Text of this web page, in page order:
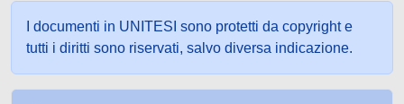
I documenti in UNITESI sono protetti da copyright e
tutti i diritti sono riservati, salvo diversa indicazione.